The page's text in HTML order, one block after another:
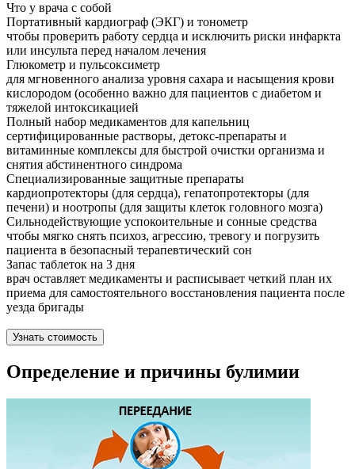
Что у врача с собой
Портативный кардиограф (ЭКГ) и тонометр
чтобы проверить работу сердца и исключить риски инфаркта
или инсульта перед началом лечения
Глюкометр и пульсоксиметр
для мгновенного анализа уровня сахара и насыщения крови
кислородом (особенно важно для пациентов с диабетом и
тяжелой интоксикацией
Полный набор медикаментов для капельниц
сертифицированные растворы, детокс-препараты и
витаминные комплексы для быстрой очистки организма и
снятия абстинентного синдрома
Специализированные защитные препараты
кардиопротекторы (для сердца), гепатопротекторы (для
печени) и ноотропы (для защиты клеток головного мозга)
Сильнодействующие успокоительные и сонные средства
чтобы мягко снять психоз, агрессию, тревогу и погрузить
пациента в безопасный терапевтический сон
Запас таблеток на 3 дня
врач оставляет медикаменты и расписывает четкий план их
приема для самостоятельного восстановления пациента после
уезда бригады
Узнать стоимость
Определение и причины булимии